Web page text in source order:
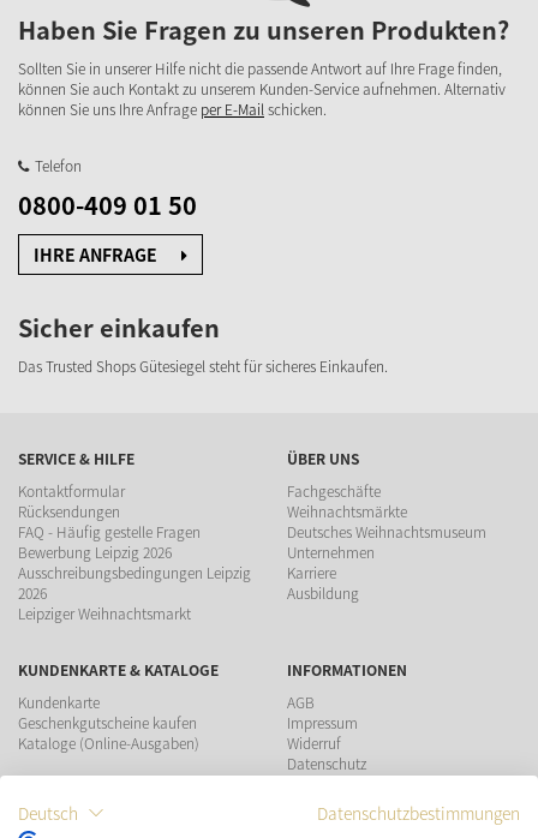
Haben Sie Fragen zu unseren Produkten?
Sollten Sie in unserer Hilfe nicht die passende Antwort auf Ihre Frage finden,
können Sie auch Kontakt zu unserem Kunden-Service aufnehmen. Alternativ
können Sie uns Ihre Anfrage per E-Mailschicken.
Telefon
0800-409 01 50
IHRE ANFRAGE
Sicher einkaufen
Das Trusted Shops Gütesiegel steht für sicheres Einkaufen.
SERVICE & HILFE
Kontaktformular
Rücksendungen
FAQ - Häufig gestelle Fragen
Bewerbung Leipzig 2026
Ausschreibungsbedingungen Leipzig
2026
Leipziger Weihnachtsmarkt
ÜBER UNS
Fachgeschäfte
Weihnachtsmärkte
Deutsches Weihnachtsmuseum
Unternehmen
Karriere
Ausbildung
KUNDENKARTE & KATALOGE
Kundenkarte
Geschenkgutscheine kaufen
Kataloge (Online-Ausgaben)
INFORMATIONEN
AGB
Impressum
Widerruf
Datenschutz
Deutsch Datenschutzbestimmungen